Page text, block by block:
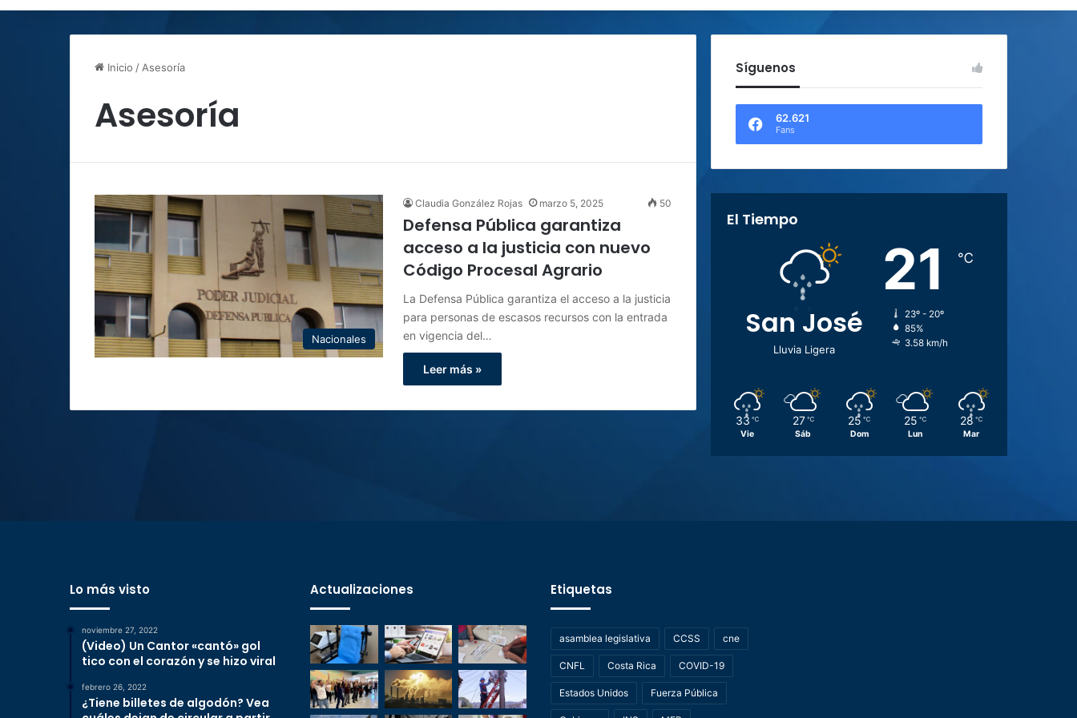
Inicio / Asesoría
Asesoría
Nacionales
Claudia González Rojas marzo 5, 2025 50
Defensa Pública garantiza
acceso a la justicia con nuevo
Código Procesal Agrario
La Defensa Pública garantiza el acceso a la justicia
para personas de escasos recursos con la entrada
en vigencia del…
Leer más »
Síguenos
62.621
Fans
El Tiempo
San José
Lluvia Ligera
21 ℃
23º - 20º
85%
3.58 km/h
33 ℃
Vie
27 ℃
Sáb
25 ℃
Dom
25 ℃
Lun
28 ℃
Mar
Lo más visto
noviembre 27, 2022
(Video) Un Cantor «cantó» gol
tico con el corazón y se hizo viral
febrero 26, 2022
¿Tiene billetes de algodón? Vea
Actualizaciones Etiquetas
asamblea legislativa CCSS cne
CNFL Costa Rica COVID-19
Estados Unidos Fuerza Pública